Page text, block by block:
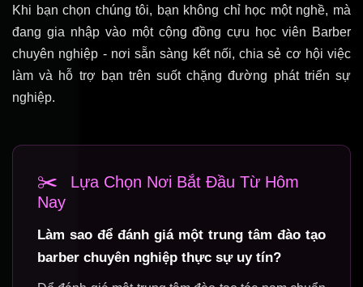
Khi bạn chọn chúng tôi, bạn không chỉ học một nghề, mà
đang gia nhập vào một cộng đồng cựu học viên Barber
chuyên nghiệp - nơi sẵn sàng kết nối, chia sẻ cơ hội việc
làm và hỗ trợ bạn trên suốt chặng đường phát triển sự
nghiệp.
✂️
Lựa Chọn Nơi Bắt Đầu Từ Hôm
Nay
Làm sao để đánh giá một trung tâm đào tạo
barber chuyên nghiệp thực sự uy tín?